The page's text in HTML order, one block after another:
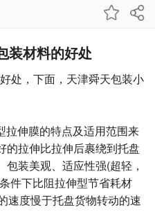
装材料的好处
处，下面，天津舜天包装小
拉伸膜的特点及适用范围来
的拉伸比拉伸后裹绕到托盘
装美观、适应性强(超轻，
件下比阻拉伸型节省耗材
速度慢于托盘货物转动的速